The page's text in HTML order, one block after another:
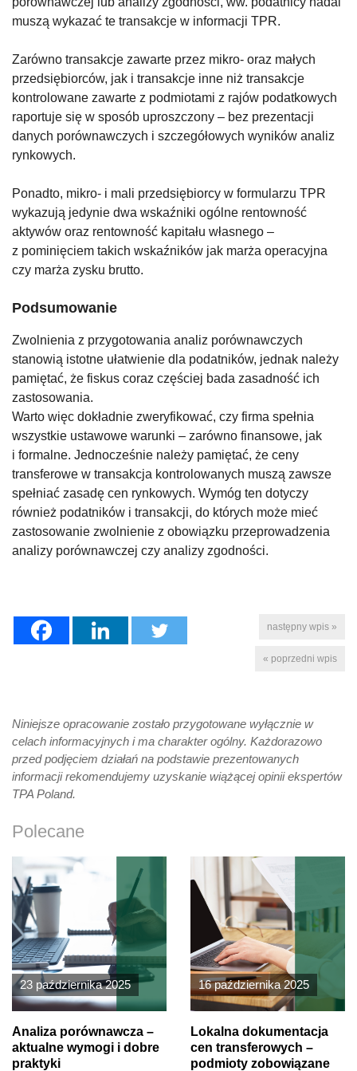
muszą wykazać te transakcje w informacji TPR.
Zarówno transakcje zawarte przez mikro- oraz małych
przedsiębiorców, jak i transakcje inne niż transakcje
kontrolowane zawarte z podmiotami z rajów podatkowych
raportuje się w sposób uproszczony – bez prezentacji
danych porównawczych i szczegółowych wyników analiz
rynkowych.
Ponadto, mikro- i mali przedsiębiorcy w formularzu TPR
wykazują jedynie dwa wskaźniki ogólne rentowność
aktywów oraz rentowność kapitału własnego –
z pominięciem takich wskaźników jak marża operacyjna
czy marża zysku brutto.
Podsumowanie
Zwolnienia z przygotowania analiz porównawczych
stanowią istotne ułatwienie dla podatników, jednak należy
pamiętać, że fiskus coraz częściej bada zasadność ich
zastosowania.
Warto więc dokładnie zweryfikować, czy firma spełnia
wszystkie ustawowe warunki – zarówno finansowe, jak
i formalne. Jednocześnie należy pamiętać, że ceny
transferowe w transakcja kontrolowanych muszą zawsze
spełniać zasadę cen rynkowych. Wymóg ten dotyczy
również podatników i transakcji, do których może mieć
zastosowanie zwolnienie z obowiązku przeprowadzenia
analizy porównawczej czy analizy zgodności.
następny wpis »
« poprzedni wpis
Niniejsze opracowanie zostało przygotowane wyłącznie w
celach informacyjnych i ma charakter ogólny. Każdorazowo
przed podjęciem działań na podstawie prezentowanych
informacji rekomendujemy uzyskanie wiążącej opinii ekspertów
TPA Poland.
Polecane
23 października 2025
Analiza porównawcza –
aktualne wymogi i dobre
praktyki
16 października 2025
Lokalna dokumentacja
cen transferowych –
podmioty zobowiązane